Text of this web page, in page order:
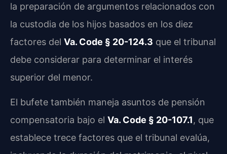
la preparación de argumentos relacionados con
la custodia de los hijos basados en los diez
factores del Va. Code § 20-124.3 que el tribunal
debe considerar para determinar el interés
superior del menor.
El bufete también maneja asuntos de pensión
compensatoria bajo el Va. Code § 20-107.1, que
establece trece factores que el tribunal evalúa,